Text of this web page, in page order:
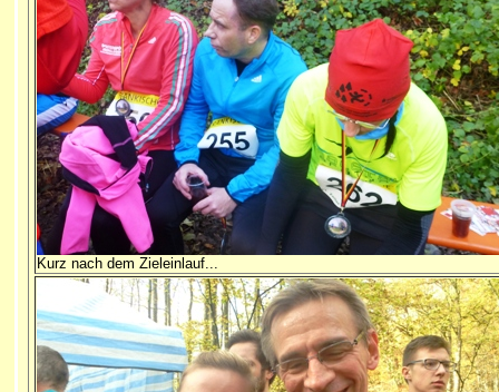
Kurz nach dem Zieleinlauf...